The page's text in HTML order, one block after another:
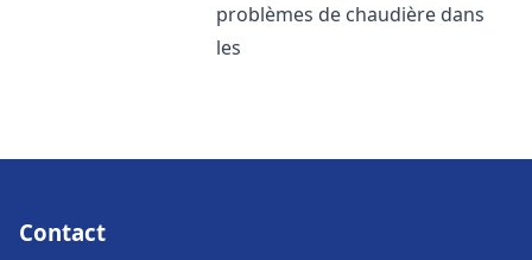
problèmes de chaudière dans
les
Contact